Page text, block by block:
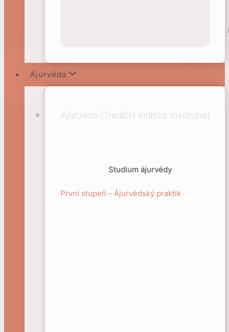
Ájurvéda
Ájurvéda (Tradiční indická medicína)
Studium ájurvédy
První stupeň – Ájurvédský praktik